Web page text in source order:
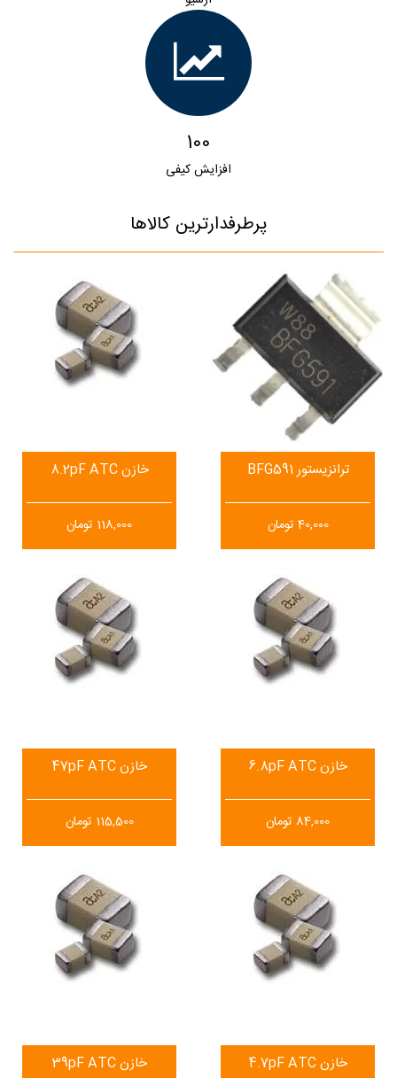
100
افزایش کیفی
پرطرفدارترین کالاها
ترانزیستور BFG591
40,000 تومان
خازن 8.2pF ATC
118,000 تومان
خازن 6.8pF ATC
84,000 تومان
خازن 47pF ATC
115,500 تومان
خازن 4.7pF ATC خازن 39pF ATC